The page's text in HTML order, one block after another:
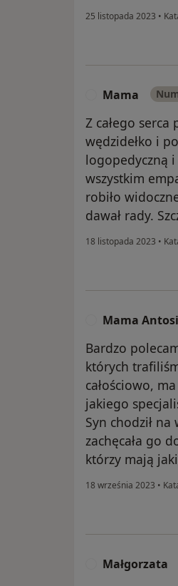
25 listopada 2023 •
Mama
Z całego serca
wędzidełko i
logopedyczną i
wszystkim
robiło
dawał rady.
18 listopada 2023 •
Mama
Bardzo
których
całościowo,
jakiego
Syn chodził
zachęcała go
którzy mają
18 września 2023 •
Małgorzata